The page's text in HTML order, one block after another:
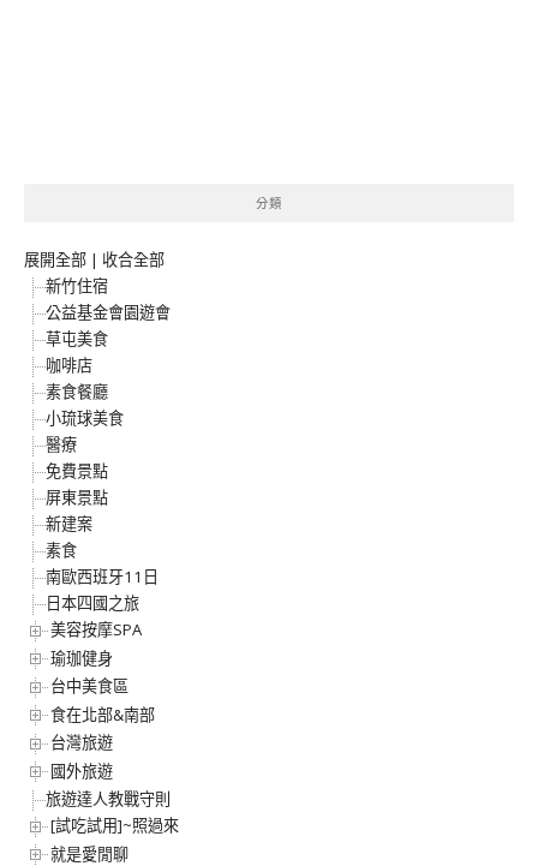
分類
展開全部 | 收合全部
新竹住宿
公益基金會園遊會
草屯美食
咖啡店
素食餐廳
小琉球美食
醫療
免費景點
屏東景點
新建案
素食
南歐西班牙11日
日本四國之旅
美容按摩SPA
瑜珈健身
台中美食區
食在北部&南部
台灣旅遊
國外旅遊
旅遊達人教戰守則
[試吃試用]~照過來
就是愛閒聊